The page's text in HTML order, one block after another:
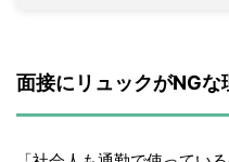
面接にリュックがNGな